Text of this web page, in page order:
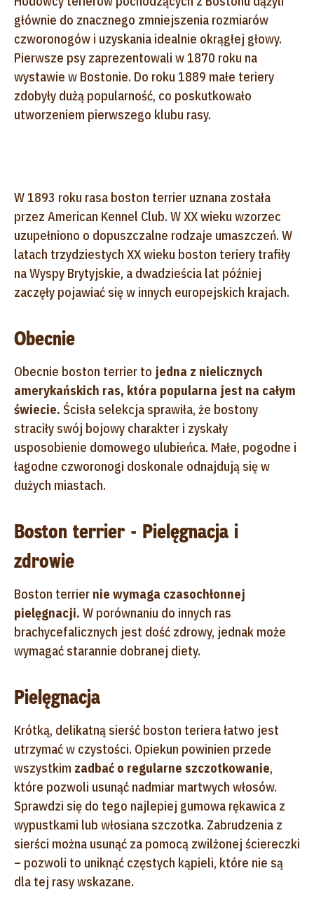
głównie do znacznego zmniejszenia rozmiarów
czworonogów i uzyskania idealnie okrągłej głowy.
Pierwsze psy zaprezentowali w 1870 roku na
wystawie w Bostonie. Do roku 1889 małe teriery
zdobyły dużą popularność, co poskutkowało
utworzeniem pierwszego klubu rasy.
W 1893 roku rasa boston terrier uznana została
przez American Kennel Club. W XX wieku wzorzec
uzupełniono o dopuszczalne rodzaje umaszczeń. W
latach trzydziestych XX wieku boston teriery trafiły
na Wyspy Brytyjskie, a dwadzieścia lat później
zaczęły pojawiać się w innych europejskich krajach.
Obecnie
Obecnie boston terrier to jedna z nielicznych
amerykańskich ras, która popularna jest na całym
świecie. Ścisła selekcja sprawiła, że bostony
straciły swój bojowy charakter i zyskały
usposobienie domowego ulubieńca. Małe, pogodne i
łagodne czworonogi doskonale odnajdują się w
dużych miastach.
Boston terrier - Pielęgnacja i
zdrowie
Boston terrier nie wymaga czasochłonnej
pielęgnacji. W porównaniu do innych ras
brachycefalicznych jest dość zdrowy, jednak może
wymagać starannie dobranej diety.
Pielęgnacja
Krótką, delikatną sierść boston teriera łatwo jest
utrzymać w czystości. Opiekun powinien przede
wszystkim zadbać o regularne szczotkowanie,
które pozwoli usunąć nadmiar martwych włosów.
Sprawdzi się do tego najlepiej gumowa rękawica z
wypustkami lub włosiana szczotka. Zabrudzenia z
sierści można usunąć za pomocą zwilżonej ściereczki
– pozwoli to uniknąć częstych kąpieli, które nie są
dla tej rasy wskazane.